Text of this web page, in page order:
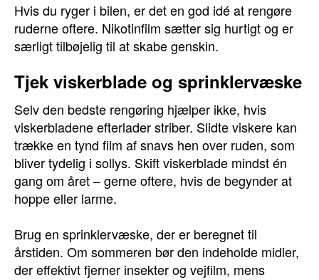
Hvis du ryger i bilen, er det en god idé at rengøre
ruderne oftere. Nikotinfilm sætter sig hurtigt og er
særligt tilbøjelig til at skabe genskin.
Tjek viskerblade og sprinklervæske
Selv den bedste rengøring hjælper ikke, hvis
viskerbladene efterlader striber. Slidte viskere kan
trække en tynd film af snavs hen over ruden, som
bliver tydelig i sollys. Skift viskerblade mindst én
gang om året – gerne oftere, hvis de begynder at
hoppe eller larme.
Brug en sprinklervæske, der er beregnet til
årstiden. Om sommeren bør den indeholde midler,
der effektivt fjerner insekter og vejfilm, mens